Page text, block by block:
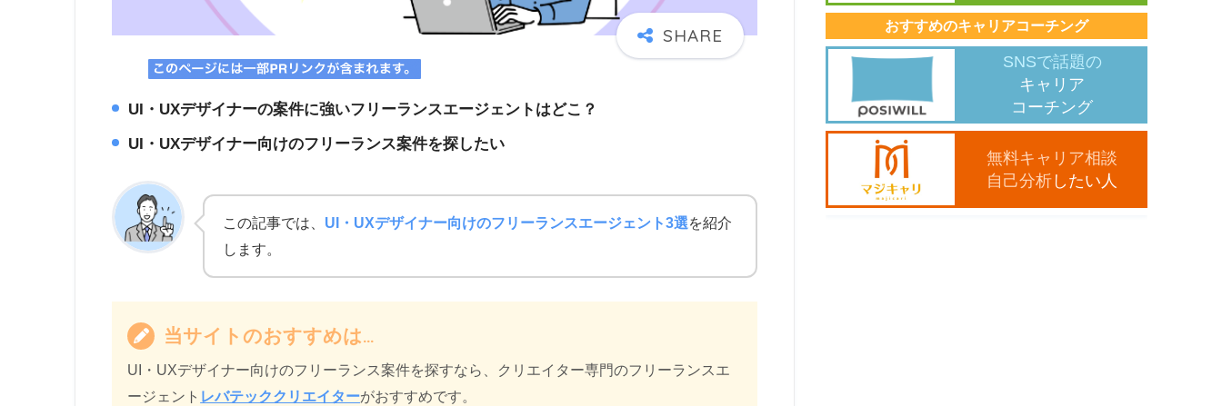
UI・UXデザイナーの案件に強いフリーランスエージェントはどこ？
UI・UXデザイナー向けのフリーランス案件を探したい
この記事では、 UI・UXデザイナー向けのフリーランスエージェント3選を紹介
します。
当サイトのおすすめは…
UI・UXデザイナー向けのフリーランス案件を探すなら、クリエイター専門のフリーランスエ
ージェント レバテッククリエイターがおすすめです。
おすすめのキャリアコーチング
SNSで話題の
キャリア
コーチング
無料キャリア相談
自己分析 したい人